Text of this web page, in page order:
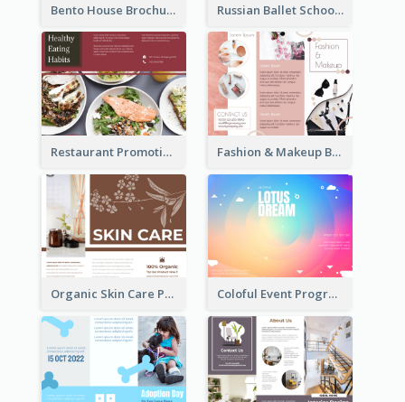
Bento House Brochure Russian Ballet School Brochure
Restaurant Promoting Healthy Eating Brochure Fashion & Makeup Brochure
Organic Skin Care Product Brochure With Details Coloful Event Program Brochure